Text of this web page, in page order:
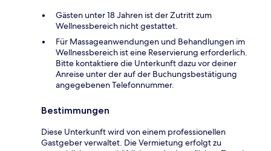
Gästen unter 18 Jahren ist der Zutritt zum
Wellnessbereich nicht gestattet.
Für Massageanwendungen und Behandlungen im
Wellnessbereich ist eine Reservierung erforderlich.
Bitte kontaktiere die Unterkunft dazu vor deiner
Anreise unter der auf der Buchungsbestätigung
angegebenen Telefonnummer.
Bestimmungen
Diese Unterkunft wird von einem professionellen
Gastgeber verwaltet. Die Vermietung erfolgt zu